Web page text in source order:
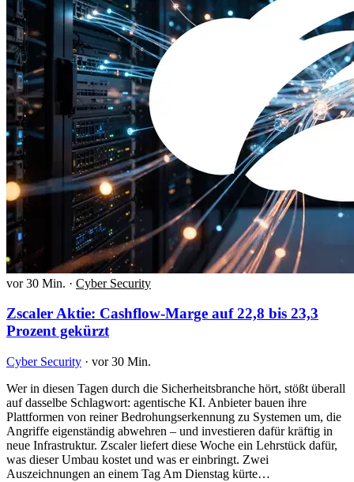
vor 30 Min. · Cyber Security
Zscaler Aktie: Cashflow-Marge auf 22,8 bis 23,3
Prozent gekürzt
Cyber Security · vor 30 Min.
Wer in diesen Tagen durch die Sicherheitsbranche hört, stößt überall
auf dasselbe Schlagwort: agentische KI. Anbieter bauen ihre
Plattformen von reiner Bedrohungserkennung zu Systemen um, die
Angriffe eigenständig abwehren – und investieren dafür kräftig in
neue Infrastruktur. Zscaler liefert diese Woche ein Lehrstück dafür,
was dieser Umbau kostet und was er einbringt. Zwei
Auszeichnungen an einem Tag Am Dienstag kürte…